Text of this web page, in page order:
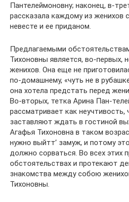
Пантелеймоновну; наконец, в-
рассказала каждому из женихов
невесте и ее приданом.
Предлагаемыми
Тихоновны является, во-первых,
женихов. Она еще не
по-домашнему, «чуть не в
она хотела предстать перед
Во-вторых, тетка Арина Пан-
рассматривает как неучтивость,
заставляют ждать в гостиной
Агафья Тихоновна в таком
нужно выйтт’ замуж, и потому
должно сорваться. Во всех этих
обстоятельствах и протекают
знакомства между собою
Тихоновны.